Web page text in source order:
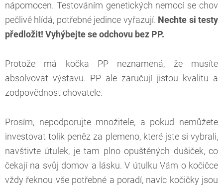
nápomocen. Testováním genetických nemocí se chov
pečlivě hlídá, potřebné jedince vyřazují. Nechte si testy
předložit! Vyhýbejte se odchovu bez PP.
Protože má kočka PP neznamená, že musíte
absolvovat výstavu. PP ale zaručují jistou kvalitu a
zodpovědnost chovatele.
Prosím, nepodporujte množitele, a pokud nemůžete
investovat tolik peněz za plemeno, které jste si vybrali,
navštivte útulek, je tam plno opuštěných dušiček, co
čekají na svůj domov a lásku. V útulku Vám o kočičce
vždy řeknou vše potřebné a poradí, navíc kočičky jsou